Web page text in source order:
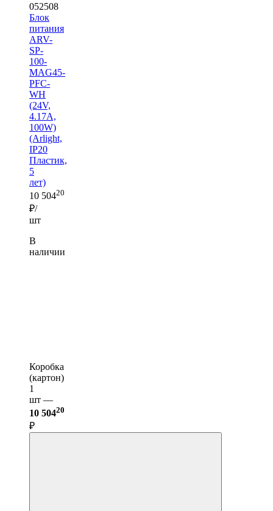
052508
Блок
питания
ARV-
SP-
100-
MAG45-
PFC-
WH
(24V,
4.17A,
100W)
(Arlight,
IP20
Пластик,
5
лет)
10 50420
₽/
шт
В
наличии
Коробка
(картон)
1
шт —
10 50420
₽